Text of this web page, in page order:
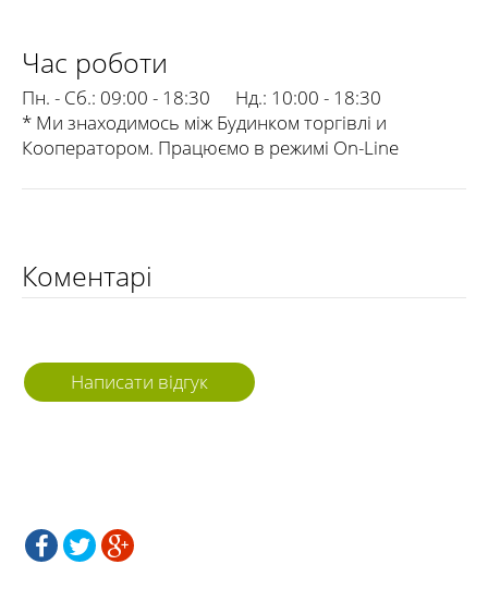
Час роботи
Пн. - Сб.: 09:00 - 18:30 Нд.: 10:00 - 18:30
* Ми знаходимось між Будинком торгівлі и
Кооператором. Працюємо в режимі On-Line
Коментарі
Написати відгук